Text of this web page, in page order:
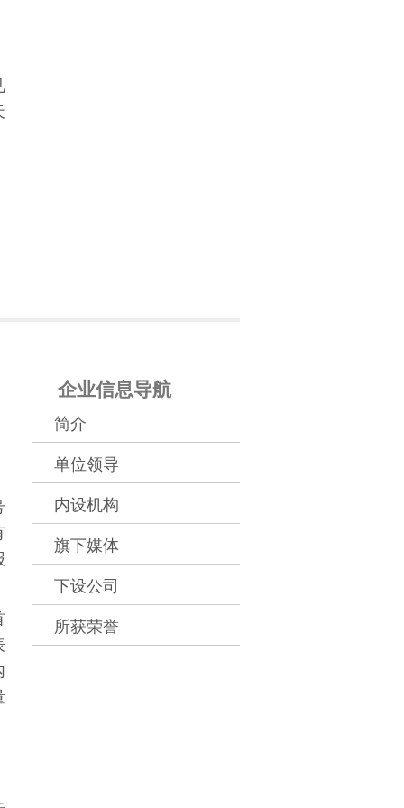
企业信息导航
简介
单位领导
内设机构
旗下媒体
下设公司
所获荣誉